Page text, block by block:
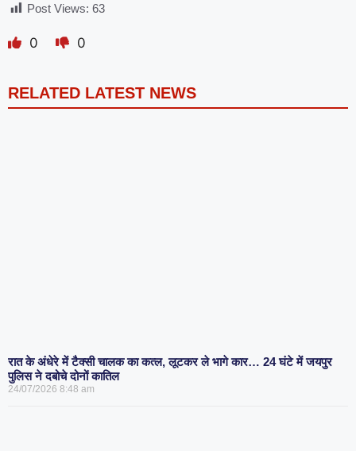
Post Views: 63
0 0
RELATED LATEST NEWS
रात के अंधेरे में टैक्सी चालक का कत्ल, लूटकर ले भागे कार… 24 घंटे में जयपुर
पुलिस ने दबोचे दोनों कातिल
24/07/2026 8:48 am